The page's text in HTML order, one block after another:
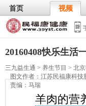
首页 视频
武术 气功
20160408快乐生活
三九益生通 > 养生节目 > 北
图文作者： 江苏民福康科技
责编：马瑞
羊肉的营